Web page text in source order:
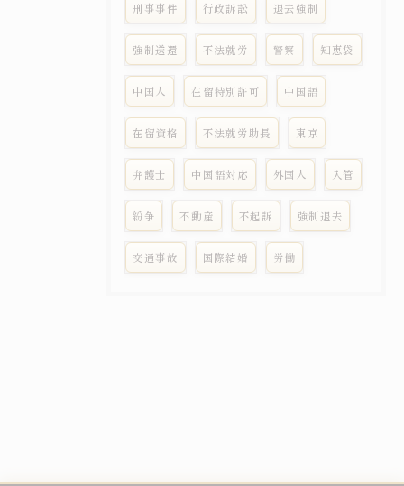
刑事事件 行政訴訟 退去強制
強制送還 不法就労 警察 知恵袋
中国人 在留特別許可 中国語
在留資格 不法就労助長 東京
弁護士 中国語対応 外国人 入管
紛争 不動産 不起訴 強制退去
交通事故 国際結婚 労働